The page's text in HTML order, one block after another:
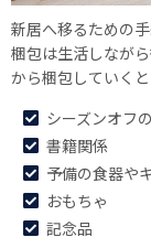
新居へ移るための
梱包は生活しなが
から梱包していくと
シーズンオフ
書籍関係
予備の食器や
おもちゃ
記念品